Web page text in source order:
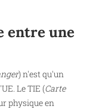
entre une
) n'est qu'un
Le TIE (Carte
physique en